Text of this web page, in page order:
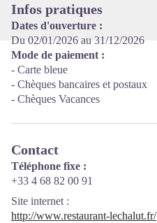
Infos pratiques
Dates d'ouverture :
Du 02/01/2026 au 31/12/2026
Mode de paiement :
- Carte bleue
- Chèques bancaires et postaux
- Chèques Vacances
Contact
Téléphone fixe :
+33 4 68 82 00 91
Site internet :
http://www.restaurant-lechalut.fr/